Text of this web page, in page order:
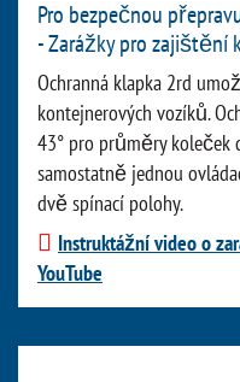
Pro bezpečnou
- Zarážky pro zajištění
Ochranná klapka 2rd
kontejnerových vozíků.
43° pro průměry koleček
samostatně jednou
dvě spínací polohy.
Instruktážní video o
YouTube